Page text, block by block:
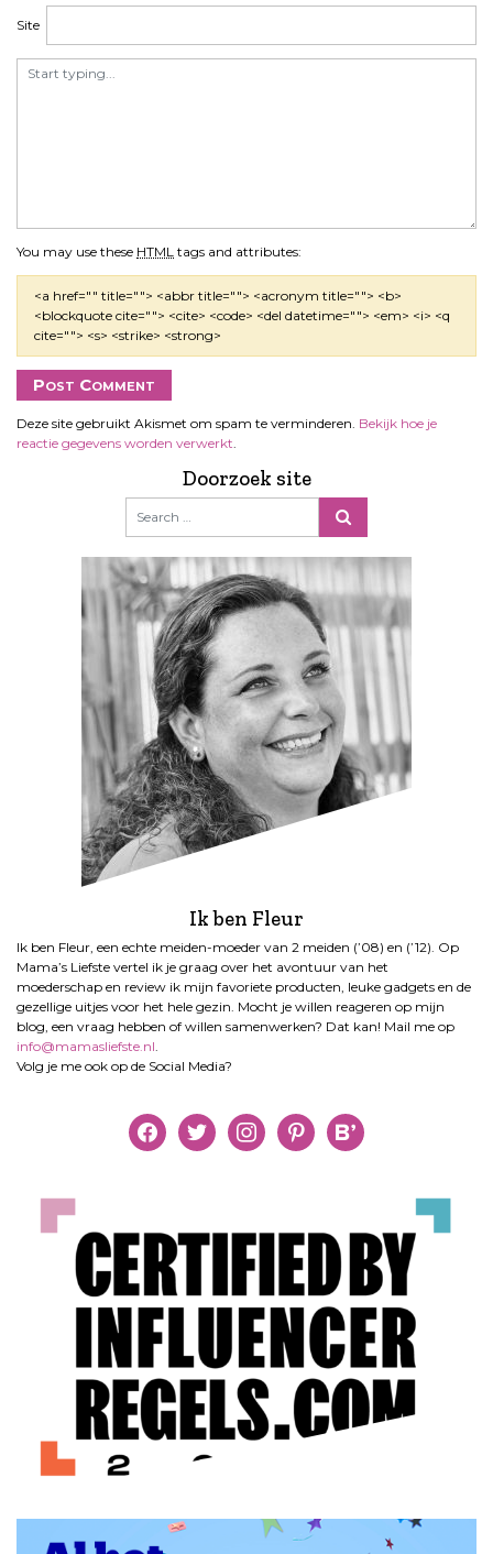
t
e
You may use these HTML tags and attributes:
<a href="" title=""> <abbr title=""> <acronym title=""> <b>
<blockquote cite=""> <cite> <code> <del datetime=""> <em> <i> <q
cite=""> <s> <strike> <strong>
Site
Deze site gebruikt Akismet om spam te verminderen. Bekijk hoe je
reactie gegevens worden verwerkt
Doorzoek site
Ik ben Fleur
Ik ben Fleur, een echte meiden-moeder van 2 meiden (’08) en (’12). Op
Mama’s Liefste vertel ik je graag over het avontuur van het
moederschap en review ik mijn favoriete producten, leuke gadgets en de
gezellige uitjes voor het hele gezin. Mocht je willen reageren op mijn
blog, een vraag hebben of willen samenwerken? Dat kan! Mail me op
info@mamasliefste.nl
Volg je me ook op de Social Media?
facebooktwitter instagrampinterestbloglovin